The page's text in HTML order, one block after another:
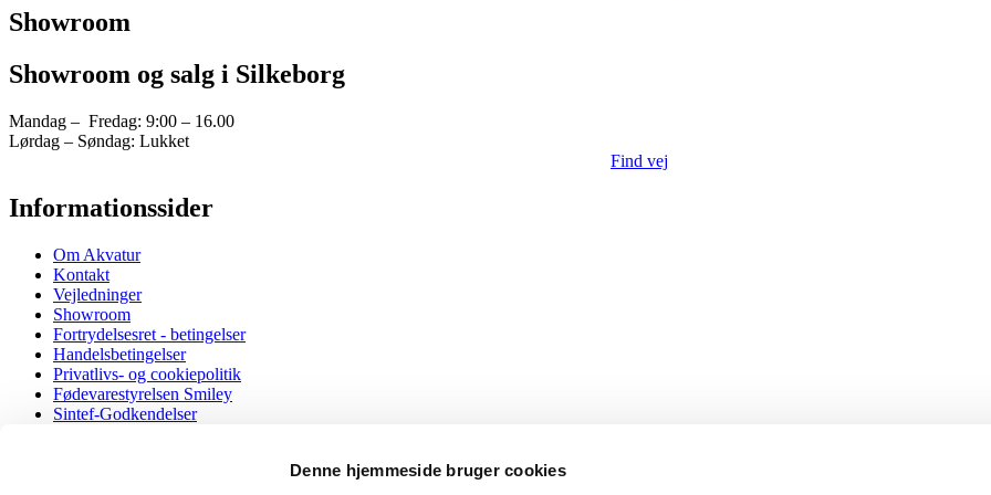
Denne hjemmeside bruger cookies
Showroom
Showroom og salg i Silkeborg
Mandag – Fredag: 9:00 – 16.00
Lørdag – Søndag: Lukket
Find vej
Informationssider
Om Akvatur
Kontakt
Vejledninger
Showroom
Fortrydelsesret - betingelser
Handelsbetingelser
Privatlivs- og cookiepolitik
Fødevarestyrelsen Smiley
Sintef-Godkendelser